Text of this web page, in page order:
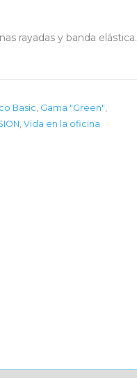
rayadas y banda elástica.
Basic, Gama "Green",
, Vida en la oficina